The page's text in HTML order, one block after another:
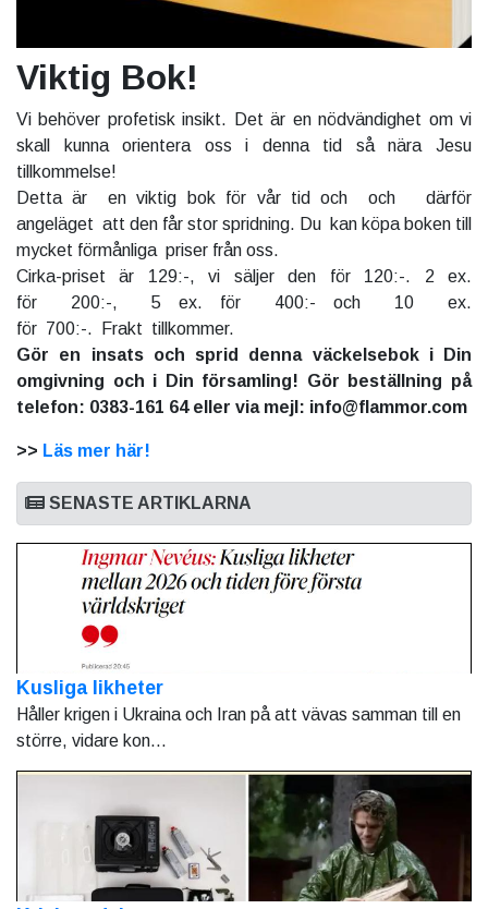
Viktig Bok!
Vi behöver profetisk insikt. Det är en nödvändighet om vi
skall kunna orientera oss i denna tid så nära Jesu
tillkommelse!
Detta är en viktig bok för vår tid och och därför
angeläget att den får stor spridning. Du kan köpa boken till
mycket förmånliga priser från oss.
Cirka-priset är 129:-, vi säljer den för 120:-. 2 ex.
för 200:-, 5 ex. för 400:- och 10 ex.
för 700:-. Frakt tillkommer.
Gör en insats och sprid denna väckelsebok i Din
omgivning och i Din församling! Gör beställning på
telefon: 0383-161 64 eller via mejl: info@flammor.com
>> Läs mer här!
SENASTE ARTIKLARNA
Kusliga likheter
Håller krigen i Ukraina och Iran på att vävas samman till en
större, vidare kon...